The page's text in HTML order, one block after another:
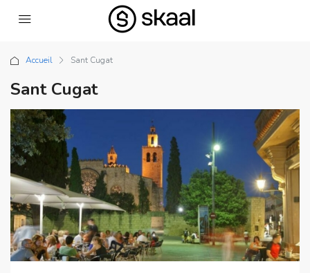
Accueil Sant Cugat
Sant Cugat